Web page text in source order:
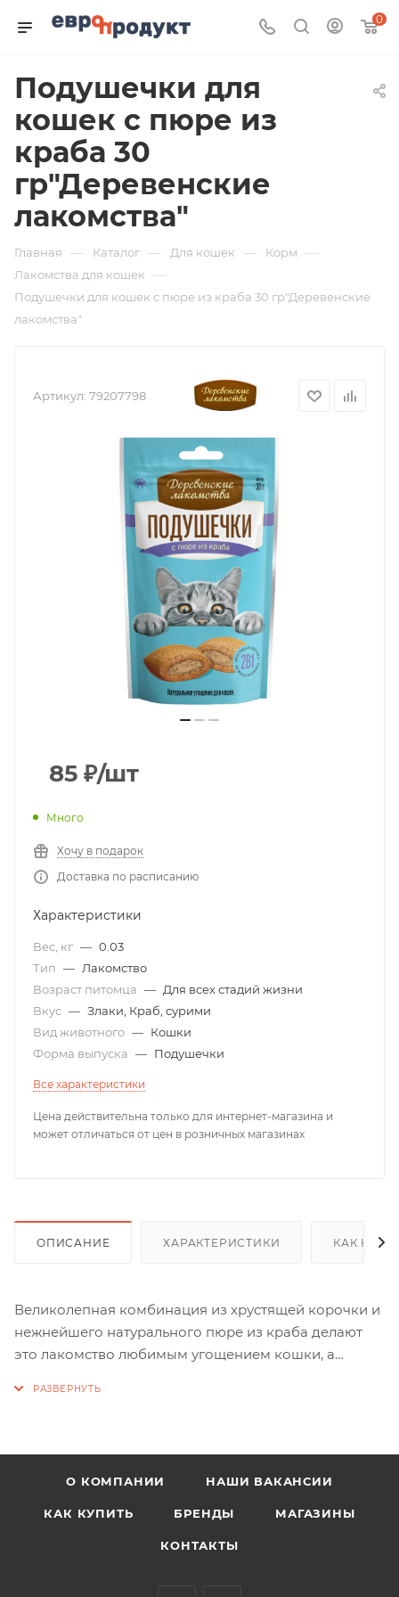
0
Подушечки для
кошек с пюре из
краба 30
гр"Деревенские
лакомства"
Главная — Каталог — Для кошек — Корм —
Лакомства для кошек —
Подушечки для кошек с пюре из краба 30 гр"Деревенские
лакомства"
Артикул: 79207798
85 ₽/шт
Много
Хочу в подарок
Доставка по расписанию
Характеристики
Вес, кг — 0.03
Тип — Лакомство
Возраст питомца — Для всех стадий жизни
Вкус — Злаки, Краб, сурими
Вид животного — Кошки
Форма выпуска — Подушечки
Все характеристики
Цена действительна только для интернет-магазина и
может отличаться от цен в розничных магазинах
ОПИСАНИЕ ХАРАКТЕРИСТИКИ КАК
Великолепная комбинация из хрустящей корочки и
нежнейшего натурального пюре из краба делают
это лакомство любимым угощением кошки, а
О КОМПАНИИ НАШИ ВАКАНСИИ
КАК КУПИТЬ БРЕНДЫ МАГАЗИНЫ
КОНТАКТЫ